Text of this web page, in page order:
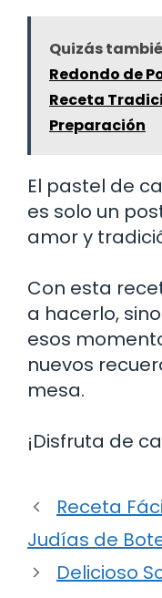
Quizás
Redondo de
Receta
Preparación
El pastel de
es solo un
amor y
Con esta
a hacerlo,
esos
nuevos
mesa.
¡Disfruta de
Receta
Judías de
Delicioso